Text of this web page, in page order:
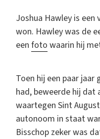
Joshua Hawley is
won. Hawley was de
een foto waarin hij
Toen hij een paar jaar
had, beweerde hij
waartegen Sint
autonoom in staat
Bisschop zeker was